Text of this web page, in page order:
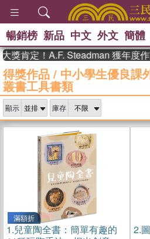
熱搜：
、
繡 、 暑
、 偉大
、
暢銷榜 新品 中文 外文 簡體
定！A.F. Steadman 獲年度作家
得獎作品 / 中小學生優良課
叢書工具書類
顯示 庫存
滿額折
1.兒童陶全書：簡單有趣的
2.